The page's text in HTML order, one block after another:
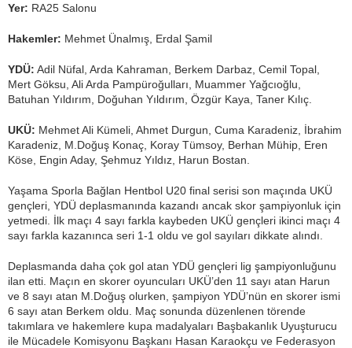
Yer: RA25 Salonu
Hakemler: Mehmet Ünalmış, Erdal Şamil
YDÜ: Adil Nüfal, Arda Kahraman, Berkem Darbaz, Cemil Topal,
Mert Göksu, Ali Arda Pampüroğulları, Muammer Yağcıoğlu,
Batuhan Yıldırım, Doğuhan Yıldırım, Özgür Kaya, Taner Kılıç.
UKÜ: Mehmet Ali Kümeli, Ahmet Durgun, Cuma Karadeniz, İbrahim
Karadeniz, M.Doğuş Konaç, Koray Tümsoy, Berhan Mühip, Eren
Köse, Engin Aday, Şehmuz Yıldız, Harun Bostan.
Yaşama Sporla Bağlan Hentbol U20 final serisi son maçında UKÜ
gençleri, YDÜ deplasmanında kazandı ancak skor şampiyonluk için
yetmedi. İlk maçı 4 sayı farkla kaybeden UKÜ gençleri ikinci maçı 4
sayı farkla kazanınca seri 1-1 oldu ve gol sayıları dikkate alındı.
Deplasmanda daha çok gol atan YDÜ gençleri lig şampiyonluğunu
ilan etti. Maçın en skorer oyuncuları UKÜ’den 11 sayı atan Harun
ve 8 sayı atan M.Doğuş olurken, şampiyon YDÜ’nün en skorer ismi
6 sayı atan Berkem oldu. Maç sonunda düzenlenen törende
takımlara ve hakemlere kupa madalyaları Başbakanlık Uyuşturucu
ile Mücadele Komisyonu Başkanı Hasan Karaokçu ve Federasyon